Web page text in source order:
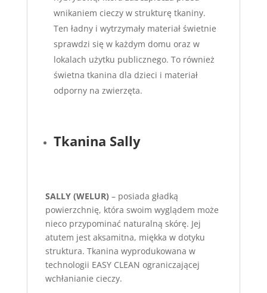
wnikaniem cieczy w strukturę tkaniny.
Ten ładny i wytrzymały materiał świetnie
sprawdzi się w każdym domu oraz w
lokalach użytku publicznego. To również
świetna tkanina dla dzieci i materiał
odporny na zwierzęta.
Tkanina Sally
SALLY (WELUR) – posiada gładką
powierzchnię, która swoim wyglądem może
nieco przypominać naturalną skórę. Jej
atutem jest aksamitna, miękka w dotyku
struktura. Tkanina wyprodukowana w
technologii EASY CLEAN ograniczającej
wchłanianie cieczy.